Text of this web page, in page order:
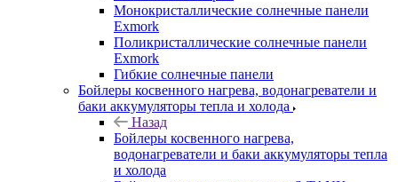
Монокристаллические солнечные панели
Exmork
Поликристаллические солнечные панели
Exmork
Гибкие солнечные панели
Бойлеры косвенного нагрева, водонагреватели и
баки аккумуляторы тепла и холода
Назад
Бойлеры косвенного нагрева,
водонагреватели и баки аккумуляторы тепла
и холода